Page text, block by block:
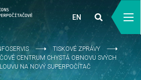
EN
TISKOVÉ ZPRÁVY
CENTRUM CHYSTÁ OBNOVU SVÝCH
NA NOVÝ SUPERPOČÍTAČ